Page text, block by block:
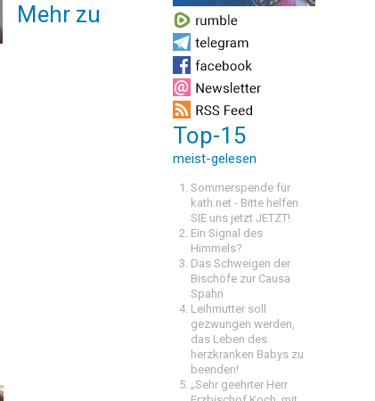
Mehr zu
Top-15
meist-gelesen
Sommerspende für
kath.net - Bitte helfen
SIE uns jetzt JETZT!
Ein Signal des
Himmels?
Das Schweigen der
Bischöfe zur Causa
Spahn
Leihmutter soll
gezwungen werden,
das Leben des
herzkranken Babys zu
beenden!
„Sehr geehrter Herr